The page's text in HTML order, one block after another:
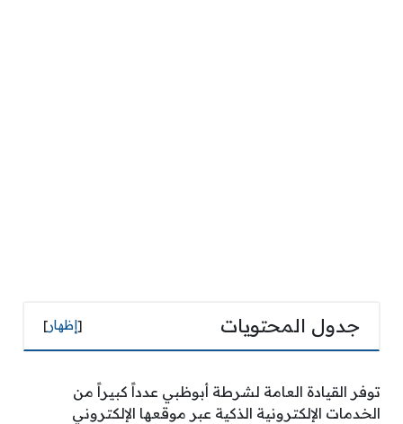
جدول المحتويات [ إظهار]
توفر القيادة العامة لشرطة أبوظبي عدداً كبيراً من
الخدمات الإلكترونية الذكية عبر موقعها الإلكتروني